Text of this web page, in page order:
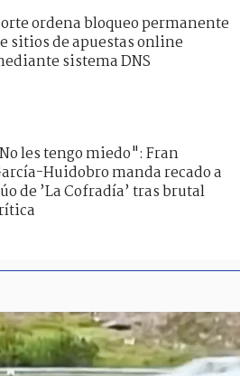
ordena bloqueo permanente
sitios de apuestas online
sistema DNS
les tengo miedo": Fran
Huidobro manda recado a
de ’La Cofradía’ tras brutal